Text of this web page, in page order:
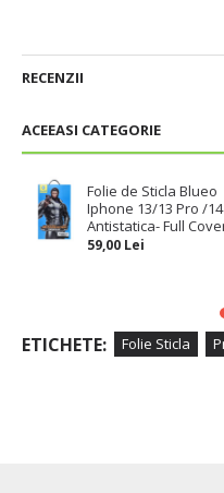
ACEEASI CATEGORIE
Folie de Sticla Blueo
Iphone 13/13 Pro /14
Antistatica- Full
59,00 Lei
RECENZII
ETICHETE: Folie Sticla